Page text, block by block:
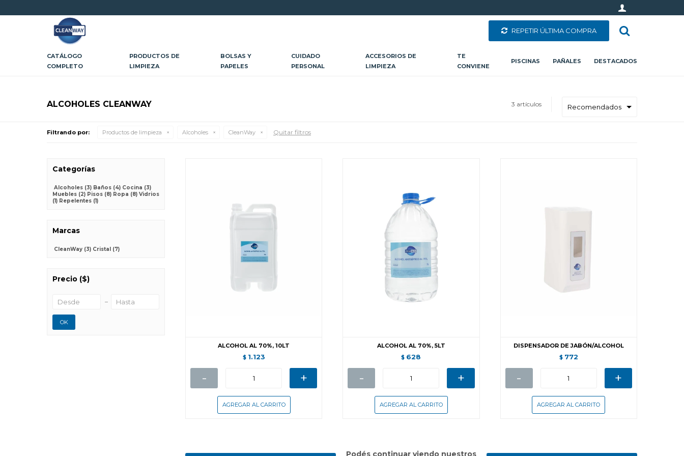
CATÁLOGO
COMPLETO
PRODUCTOS DE
LIMPIEZA
BOLSAS Y
PAPELES
CUIDADO
PERSONAL
ACCESORIOS DE
LIMPIEZA
TE
CONVIENE
PISCINAS PAÑALES DESTACADOS
REPETIR ÚLTIMA COMPRA
ALCOHOLES CLEANWAY 3 artículos
Filtrando por: Productos de limpieza Alcoholes CleanWay Quitar filtros
ALCOHOL AL 70%, 10LT
$ 1.123
- +
ALCOHOL AL 70%, 5LT
$ 628
- +
DISPENSADOR DE JABÓN/ALCOHOL
$ 772
- +
Podés continuar viendo nuestros
Categorías
Alcoholes (3) Baños (4) Cocina (3)
Muebles (2) Pisos (8) Ropa (8) Vidrios
(1) Repelentes (1)
Marcas
CleanWay (3) Cristal (7)
Precio ($)
OK